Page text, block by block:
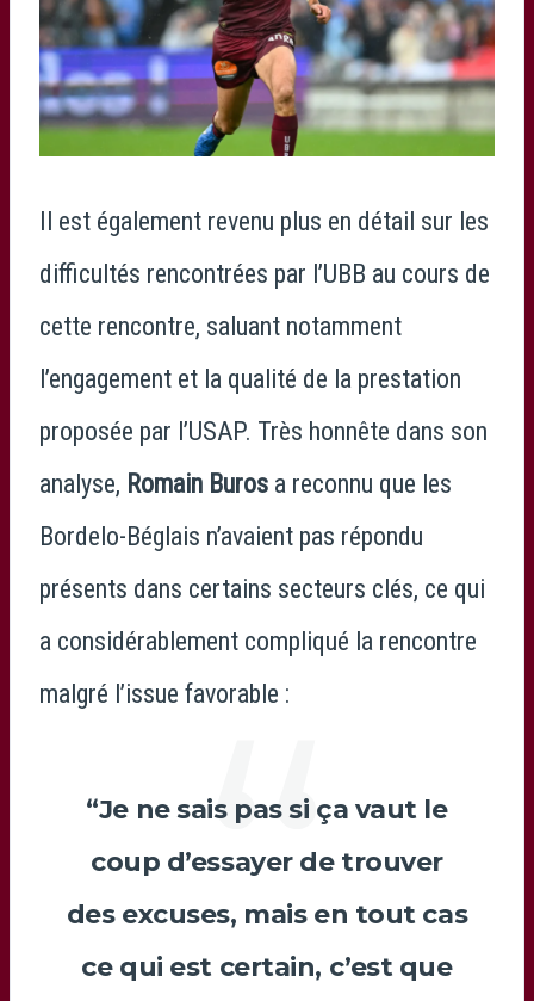
Il est également revenu plus en détail sur les
difficultés rencontrées par l’UBB au cours de
cette rencontre, saluant notamment
l’engagement et la qualité de la prestation
proposée par l’USAP. Très honnête dans son
analyse, Romain Buros a reconnu que les
Bordelo-Béglais n’avaient pas répondu
présents dans certains secteurs clés, ce qui
a considérablement compliqué la rencontre
malgré l’issue favorable :
“Je ne sais pas si ça vaut le
coup d’essayer de trouver
des excuses, mais en tout cas
ce qui est certain, c’est que